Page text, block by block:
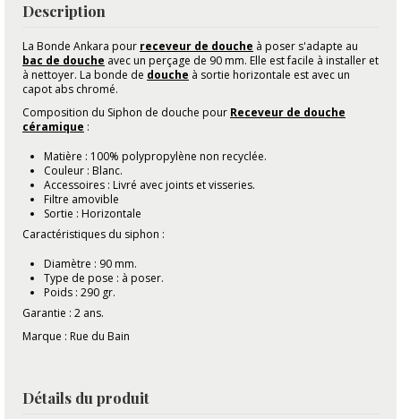
Description
La Bonde Ankara pour receveur de douche à poser s'adapte au
bac de douche avec un perçage de 90 mm. Elle est facile à installer et
à nettoyer. La bonde de douche à sortie horizontale est avec un
capot abs chromé.
Composition du Siphon de douche pour Receveur de douche
céramique :
Matière : 100% polypropylène non recyclée.
Couleur : Blanc.
Accessoires : Livré avec joints et visseries.
Filtre amovible
Sortie : Horizontale
Caractéristiques du siphon :
Diamètre : 90 mm.
Type de pose : à poser.
Poids : 290 gr.
Garantie : 2 ans.
Marque : Rue du Bain
Détails du produit